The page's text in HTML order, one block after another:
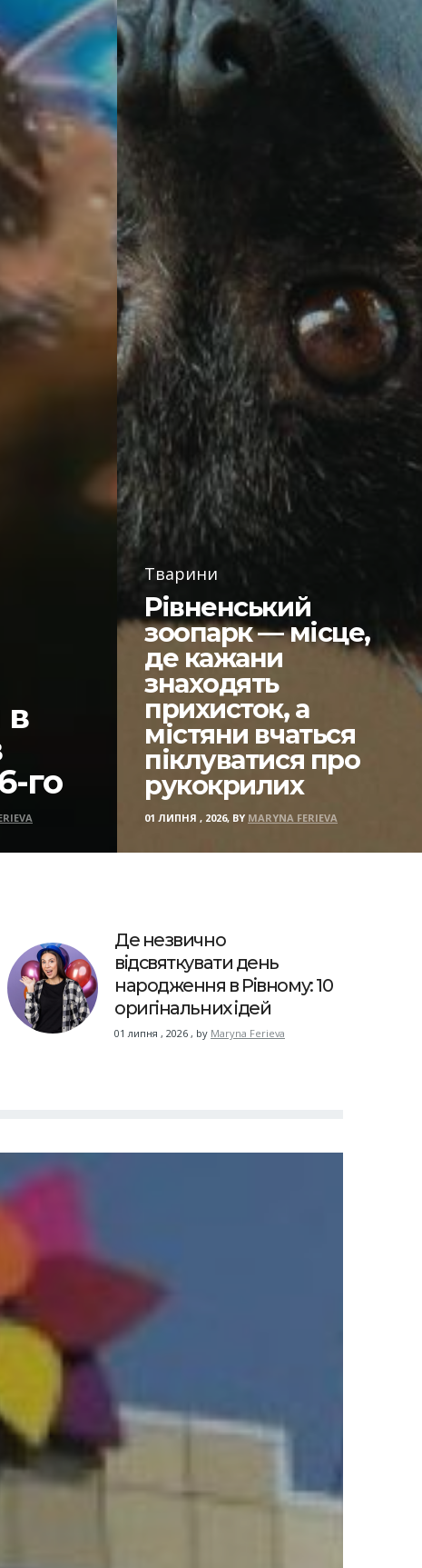
в
го
Тварини
Рівненський
зоопарк — місце,
де кажани
знаходять
прихисток, а
містяни вчаться
піклуватися про
рукокрилих
01 ЛИПНЯ , 2026, BY MARYNA FERIEVA
Де незвично
відсвяткувати день
народження в Рівному: 10
оригінальних ідей
01 липня , 2026, by Maryna Ferieva